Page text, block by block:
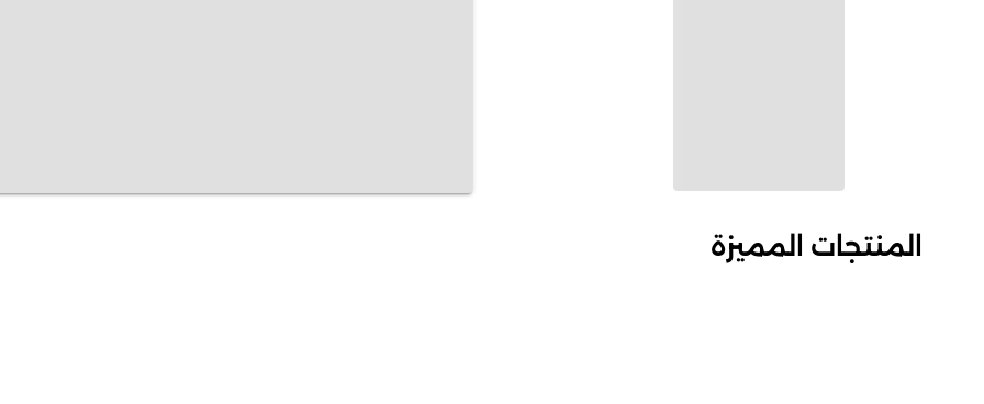
المنتجات المميزة